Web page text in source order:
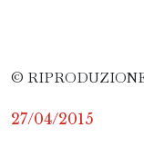
©
27/04/2015